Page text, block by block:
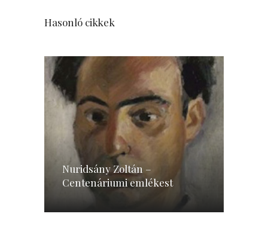
Hasonló cikkek
Nuridsány Zoltán –
Centenáriumi emlékest